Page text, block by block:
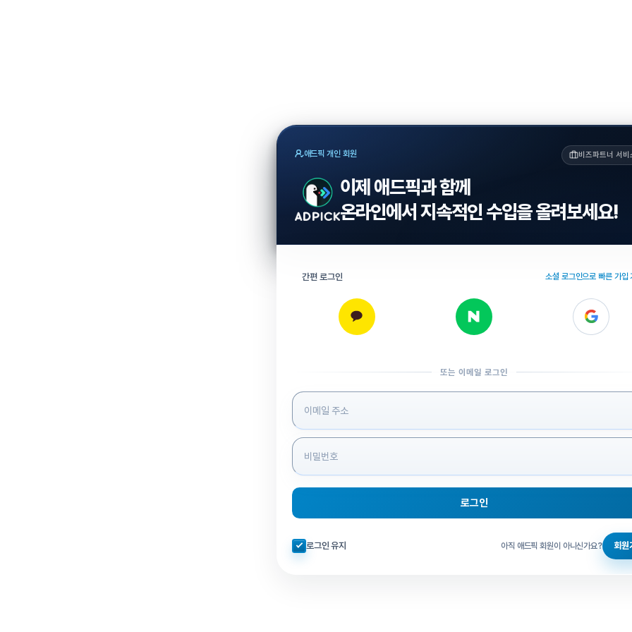
애드픽 개인 회원 비즈파트너 서비
이제 애드픽과 함께
온라인에서 지속적인 수입을 올려보세요!
간편 로그인 소셜 로그인으로 빠른 가입
또는 이메일 로그인
로그인 정보 입력
로그인
자동로그인 체크
로그인 유지 아직 애드픽 회원이 아니신가요? 회원